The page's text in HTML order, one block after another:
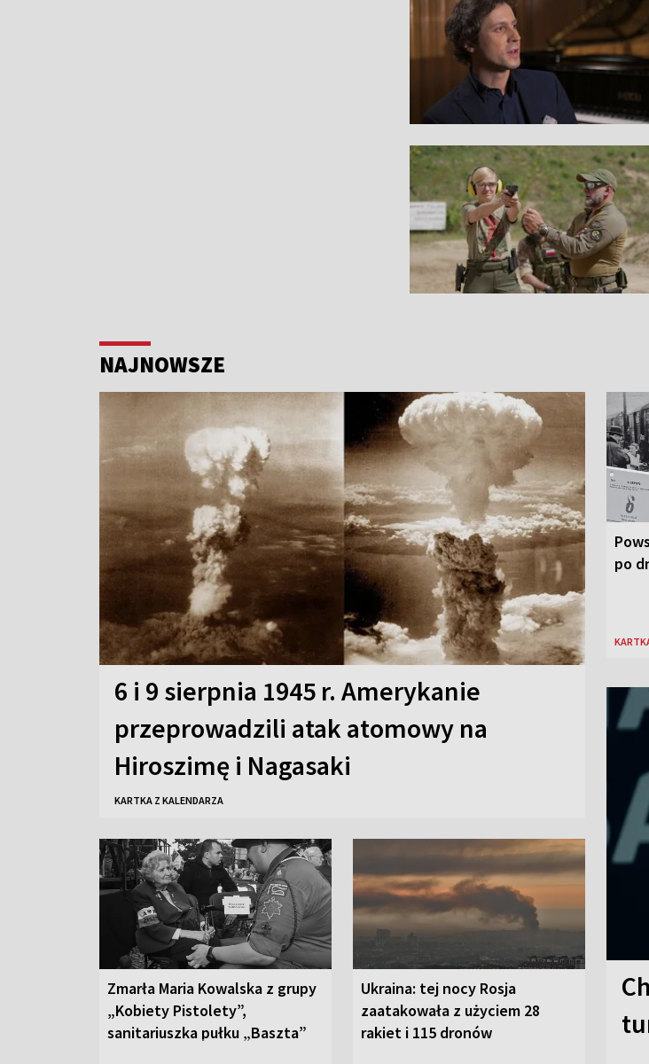
NAJNOWSZE
6 i 9 sierpnia 1945 r. Amerykanie
przeprowadzili atak atomowy na
Hiroszimę i Nagasaki
KARTKA Z KALENDARZA
po
Zmarła Maria Kowalska z grupy
„Kobiety Pistolety”,
sanitariuszka pułku „Baszta”
Ukraina: tej nocy Rosja
zaatakowała z użyciem 28
rakiet i 115 dronów